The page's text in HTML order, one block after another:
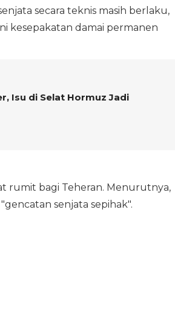
secara teknis masih berlaku,
kesepakatan damai permanen
Isu di Selat Hormuz Jadi
rumit bagi Teheran. Menurutnya,
senjata sepihak".